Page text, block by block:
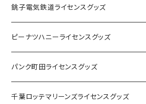
Tシャツ
キャップ
ステッカー
缶バッジ
銚子電気鉄道ライセンスグッズ
ステッカー
缶バッジ
アクリルキーホルダー
ピーナツハニーライセンスグッズ
Tシャツ
キャップ
パンク町田ライセンスグッズ
Tシャツ
千葉ロッテマリーンズライセンスグッズ